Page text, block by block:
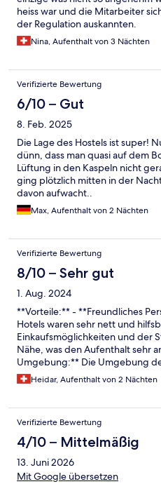
heiss war und die Mitarbeiter
der Regulation auskannten.
Nina, Aufenthalt von 3 Nächten
Verifizierte Bewertung
6/10 – Gut
8. Feb. 2025
Die Lage des Hostels ist super!
dünn, dass man quasi auf dem
Lüftung in den Kaspeln nicht
ging plötzlich mitten in der
davon aufwacht..
Max, Aufenthalt von 2 Nächten
Verifizierte Bewertung
8/10 – Sehr gut
1. Aug. 2024
**Vorteile:** - **Freundliches
Hotels waren sehr nett und
Einkaufsmöglichkeiten und der
Nähe, was den Aufenthalt sehr
Umgebung:** Die Umgebung
einen entspannten Urlaub. -
Küche, die WCs und die
Zahlungsmöglichkeiten:**
Snackautomaten gibt, ist es nur
bezahlen. - **Technische
funktionierte die Fernbedienung
**Eingangspolitik:** Der
geschlossen, und man muss
Heidar, Aufenthalt von 2 Nächten
Verifizierte Bewertung
4/10 – Mittelmäßig
13. Juni 2026
Mit Google übersetzen